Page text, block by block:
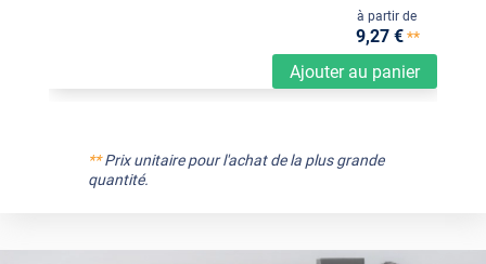
Ajouter au panier
à partir de
9,27 €**
**Prix unitaire pour l'achat de la plus grande
quantité.